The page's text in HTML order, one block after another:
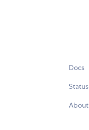
Docs
Status
About